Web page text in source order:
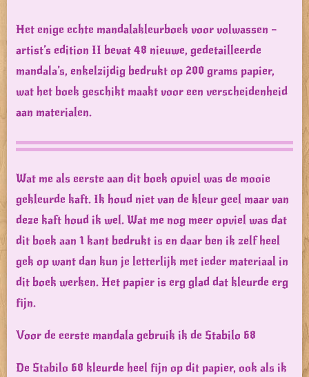
Het enige echte mandalakleurboek voor volwassen –
artist’s edition II bevat 48 nieuwe, gedetailleerde
mandala’s, enkelzijdig bedrukt op 200 grams papier,
wat het boek geschikt maakt voor een verscheidenheid
aan materialen.
Wat me als eerste aan dit boek opviel was de mooie
gekleurde kaft. Ik houd niet van de kleur geel maar van
deze kaft houd ik wel. Wat me nog meer opviel was dat
dit boek aan 1 kant bedrukt is en daar ben ik zelf heel
gek op want dan kun je letterlijk met ieder materiaal in
dit boek werken. Het papier is erg glad dat kleurde erg
fijn.
Voor de eerste mandala gebruik ik de Stabilo 68
De Stabilo 68 kleurde heel fijn op dit papier, ook als ik